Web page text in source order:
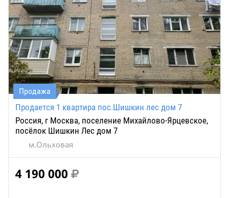
Продажа
Продается 1 квартира пос.Шишкин лес дом 7
Россия, г Москва, поселение Михайлово-Ярцевское,
посёлок Шишкин Лес дом 7
м.Ольховая
4 190 000